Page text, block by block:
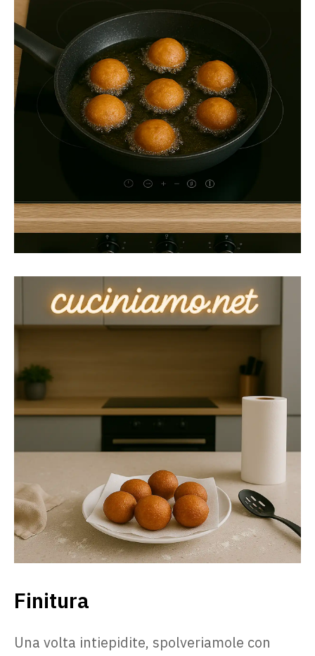
Finitura
Una volta intiepidite, spolveriamole con